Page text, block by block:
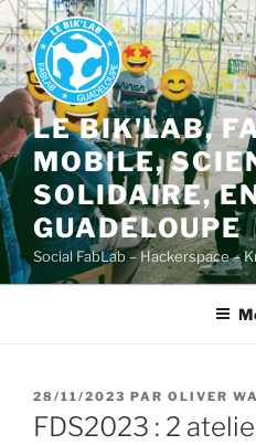
Aller
au
contenu
principal
LE BIK'LAB,
MOBILE,
SOLIDAIRE,
GUADELOUPE
Social FabLab – Hackerspace –
PUBLIÉ
LE
28/11/2023 PAR OLIVER
FDS2023 : 2